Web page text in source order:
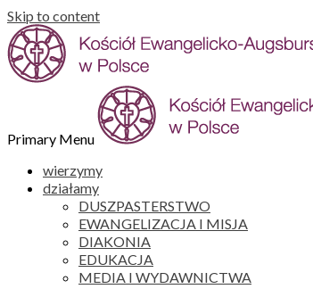
Skip to content
Primary Menu
wierzymy
działamy
DUSZPASTERSTWO
EWANGELIZACJA I MISJA
DIAKONIA
EDUKACJA
MEDIA I WYDAWNICTWA